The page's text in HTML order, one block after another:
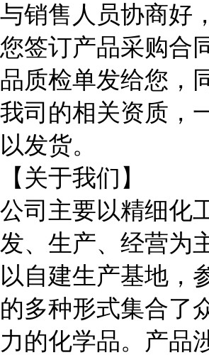
与销售人员协商好
您签订产品采购合
品质检单发给您，
我司的相关资质，
以发货。
【关于我们】
公司主要以精细化
发、生产、经营为
以自建生产基地，
的多种形式集合了
力的化学品。产品